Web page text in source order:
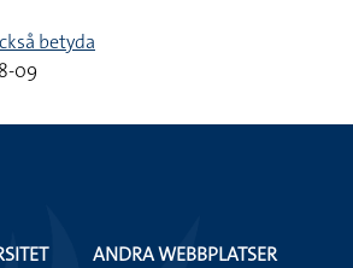
betyda
09
ANDRA WEBBPLATSER